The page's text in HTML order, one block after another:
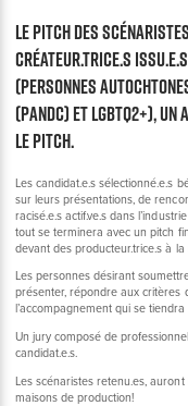
Le Pitch des
créateur.trice.s
(Personnes
(PANDC) et LGBTQ2+),
le pitch.
Les candidat.e.s sélectionné.e.s
sur leurs présentations, de
racisé.e.s actif.ve.s dans
tout se terminera avec un pitch
devant des producteur.trice.s à
Les personnes désirant
présenter, répondre aux critères
l’accompagnement qui se
Un jury composé de
candidat.e.s.
Les scénaristes retenu.es,
maisons de production!